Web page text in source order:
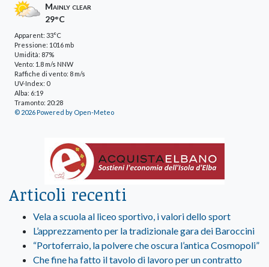
Mainly clear
29°C
Apparent: 33°C
Pressione: 1016 mb
Umidità: 87%
Vento: 1.8 m/s NNW
Raffiche di vento: 8 m/s
UV-Index: 0
Alba: 6:19
Tramonto: 20:28
© 2026 Powered by Open-Meteo
Articoli recenti
Vela a scuola al liceo sportivo, i valori dello sport
L’apprezzamento per la tradizionale gara dei Baroccini
“Portoferraio, la polvere che oscura l’antica Cosmopoli”
Che fine ha fatto il tavolo di lavoro per un contratto